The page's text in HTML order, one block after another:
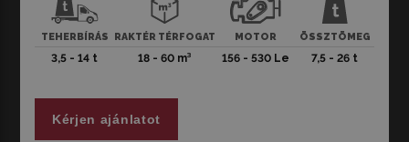
TEHERBÍRÁS
3,5 - 14 t
RAKTÉR TÉRFOGAT
18 - 60 m³
MOTOR
156 - 530 Le
ÖSSZTÖMEG
7,5 - 26 t
ki, hanem kényelmes vezetési élményt is nyújtanak,
köszönhetően az első felfüggesztésüknek, amely a
tökéletes egyensúlyát teremti meg. A hátsó tengelyek
kényelmes vezetést. Amennyiben a nagyobb
Kérjen ajánlatot